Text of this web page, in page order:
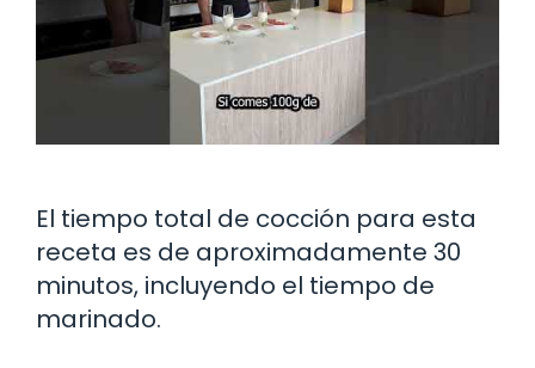
El tiempo total de cocción para esta
receta es de aproximadamente 30
minutos, incluyendo el tiempo de
marinado.